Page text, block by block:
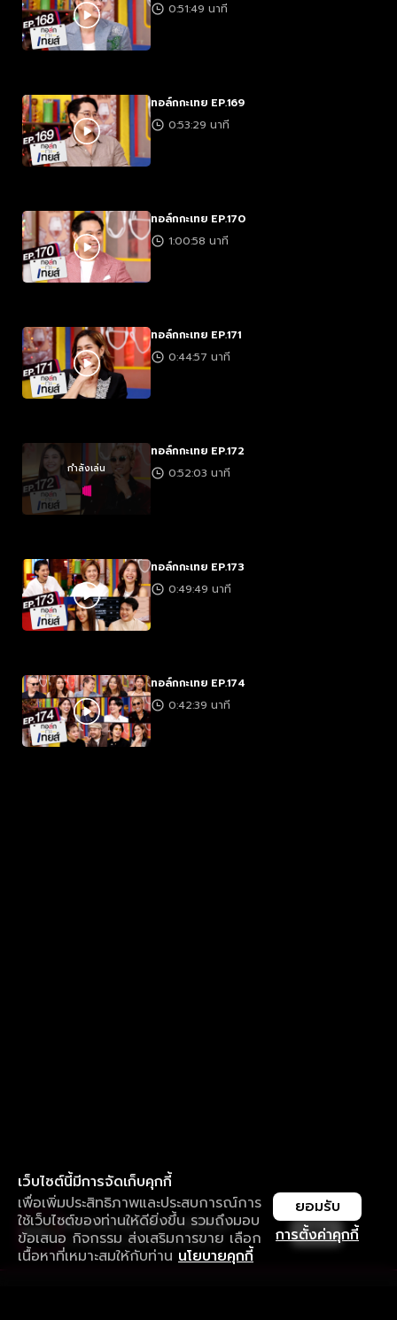
0:51:49 นาที
ทอล์กกะเทย EP.169
0:53:29 นาที
ทอล์กกะเทย EP.170
1:00:58 นาที
ทอล์กกะเทย EP.171
0:44:57 นาที
กำลังเล่น
ทอล์กกะเทย EP.172
0:52:03 นาที
ทอล์กกะเทย EP.173
0:49:49 นาที
ทอล์กกะเทย EP.174
0:42:39 นาที
เว็บไซต์นี้มีการจัดเก็บคุกกี้
เพื่อเพิ่มประสิทธิภาพและประสบการณ์การ
ใช้เว็บไซต์ของท่านให้ดียิ่งขึ้น รวมถึงมอบ
ข้อเสนอ กิจกรรม ส่งเสริมการขาย เลือก
เนื้อหาที่เหมาะสมให้กับท่าน นโยบายคุกกี้
การตั้งค่าคุกกี้
ยอมรับ
ใช้งานแอป ลื่นไหลกว่า ไม่มีสะดุด
ดาวน์โหลดแอปเพื่อการรับชมที่ดีกว่า เปิด